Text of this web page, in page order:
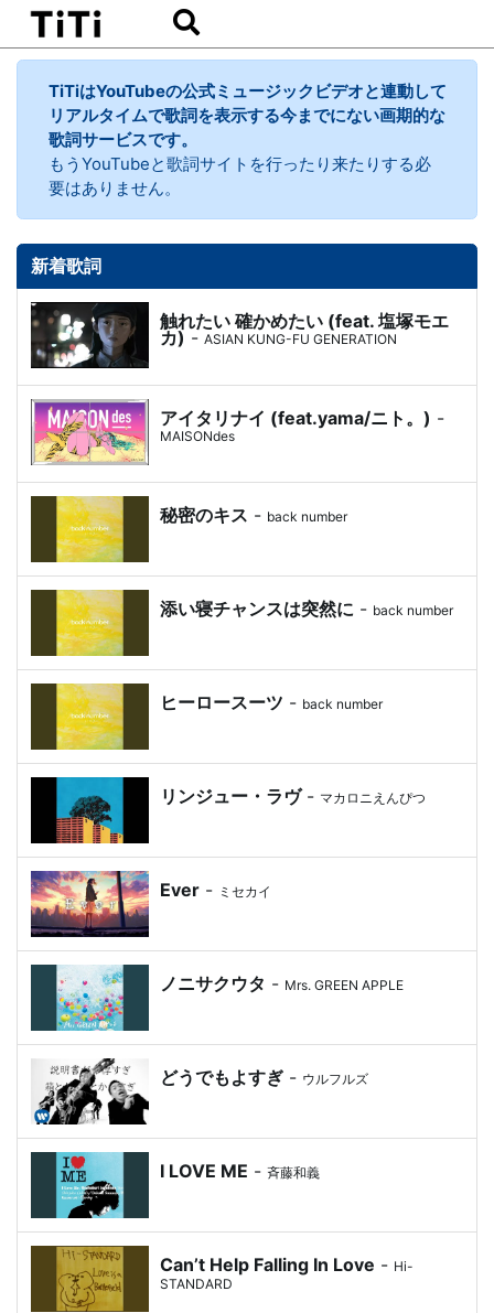
TiTiはYouTubeの公式ミュージックビデオと連動して
リアルタイムで歌詞を表示する今までにない画期的な
歌詞サービスです。
もうYouTubeと歌詞サイトを行ったり来たりする必
要はありません。
新着歌詞
触れたい 確かめたい (feat. 塩塚モエ
カ) - ASIAN KUNG-FU GENERATION
アイタリナイ (feat.yama/ニト。) -
MAISONdes
秘密のキス - back number
添い寝チャンスは突然に - back number
ヒーロースーツ - back number
リンジュー・ラヴ- マカロニえんぴつ
Ever- ミセカイ
ノニサクウタ - Mrs. GREEN APPLE
どうでもよすぎ- ウルフルズ
I LOVE ME - 斉藤和義
Can’t Help Falling In Love - Hi-
STANDARD